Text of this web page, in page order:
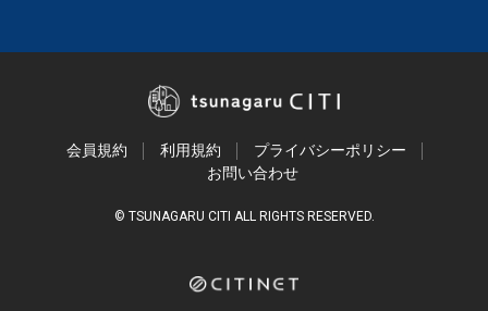
会員規約 利用規約
プライバシーポリシー
お問い合わせ
© TSUNAGARU CITI ALL RIGHTS RESERVED.